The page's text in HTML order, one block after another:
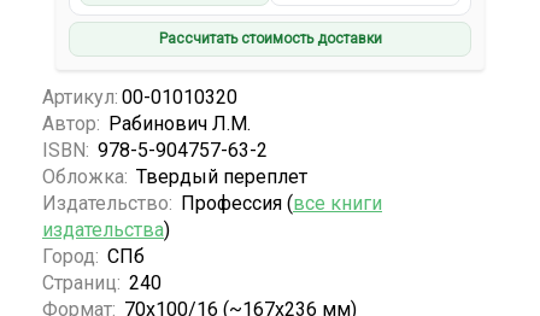
Рассчитать стоимость доставки
Артикул: 00-01010320
Автор: Рабинович Л.М.
ISBN: 978-5-904757-63-2
Обложка: Твердый переплет
Издательство: Профессия (все книги
издательства)
Город: СПб
Страниц: 240
Формат: 70x100/16 (~167x236 мм)